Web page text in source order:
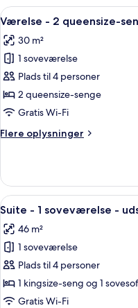
View)
kingsize-
med
sovesofa
(Urban,
View)
Indlæs
alle
billeder
af
Værelse
-
2
senge
4
Værelse - 2 queensize-
30 m²
1 soveværelse
Plads til 4 personer
2 queensize-senge
Gratis Wi-Fi
Flere oplysninger
Flere
-
queensize-
(View)
Indlæs
alle
billeder
af
Suite
-
1
9
Suite - 1 soveværelse -
46 m²
1 soveværelse
Plads til 4 personer
1 kingsize-seng og 1
Gratis Wi-Fi